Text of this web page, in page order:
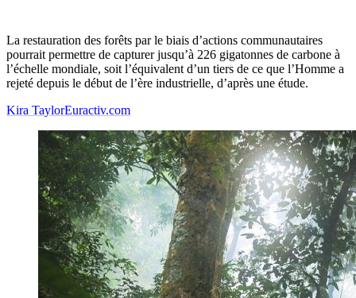
La restauration des forêts par le biais d’actions communautaires
pourrait permettre de capturer jusqu’à 226 gigatonnes de carbone à
l’échelle mondiale, soit l’équivalent d’un tiers de ce que l’Homme a
rejeté depuis le début de l’ère industrielle, d’après une étude.
Kira TaylorEuractiv.com